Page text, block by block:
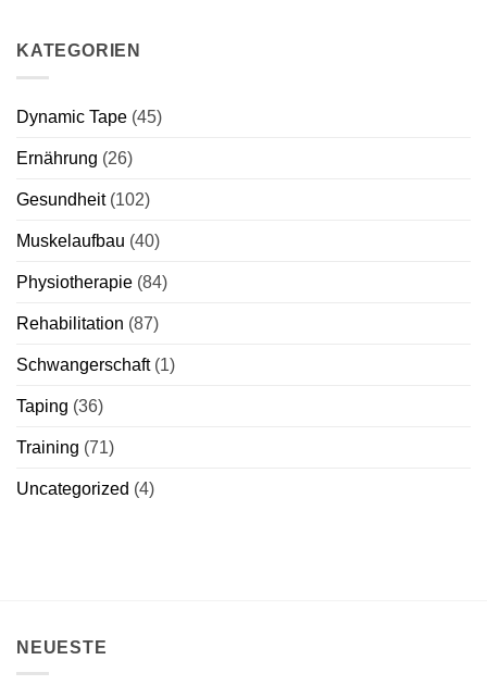
KATEGORIEN
Dynamic Tape (45)
Ernährung (26)
Gesundheit(102)
Muskelaufbau (40)
Physiotherapie (84)
Rehabilitation (87)
Schwangerschaft(1)
Taping (36)
Training (71)
Uncategorized (4)
NEUESTE